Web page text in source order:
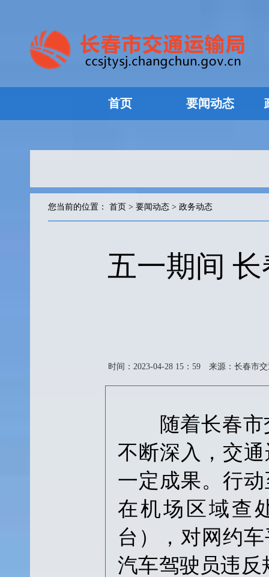
首页 要闻动态
您当前的位置： 首页 > 要闻动态 > 政务动态
五一期间
时间：2023-04-28 15：59 来源：长春市
随着长春市交
不断深入，交
一定成果。行
在机场区域查
台），对网约
汽车驾驶员违反